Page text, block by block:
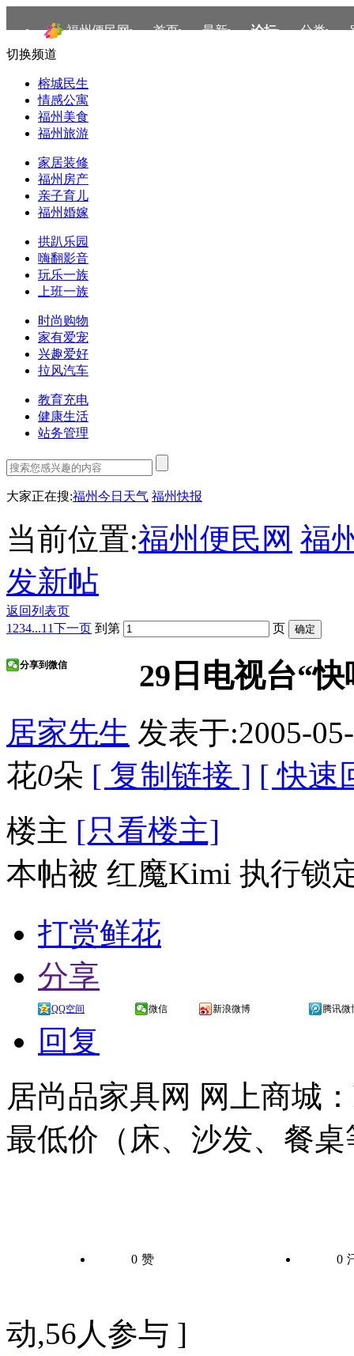
福州便民网 首页 最新 论坛 分类
切换频道
榕城民生
情感公寓
福州美食
福州旅游
家居装修
福州房产
亲子育儿
福州婚嫁
拱趴乐园
嗨翻影音
玩乐一族
上班一族
时尚购物
家有爱宠
兴趣爱好
拉风汽车
教育充电
健康生活
站务管理
大家正在搜:福州今日天气 福州快报
当前位置:福州便民网 福
发新帖
返回列表页
1 234...11下一页 到第 页
29日电视台“
分享到微信
居家先生 发表于:2005-
花0朵 [ 复制链接 ] [ 快速
楼主 [只看楼主]
本帖被 红魔Kimi 执行锁
打赏鲜花
分享
QQ空间 微信 新浪微博 腾讯微
回复
居尚品家具网 网上商城
最低价（床、沙发、餐
0 赞 0
动,56人参与 ]